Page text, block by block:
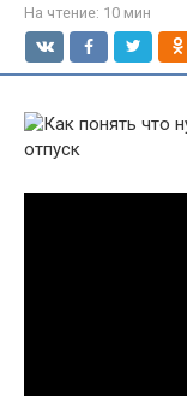
На чтение: 10 мин